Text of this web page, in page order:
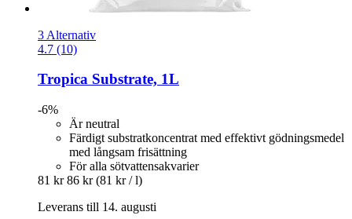
3 Alternativ
4.7 (10)
Tropica Substrate, 1L
-6%
Är neutral
Färdigt substratkoncentrat med effektivt gödningsmedel
med långsam frisättning
För alla sötvattensakvarier
81 kr 86 kr (81 kr / l)
Leverans till 14. augusti